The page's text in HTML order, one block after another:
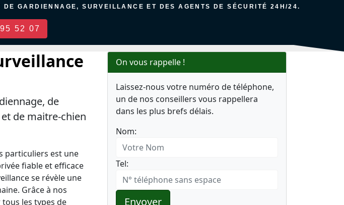
GARDIENNAGE, SURVEILLANCE ET DES AGENTS DE SÉCURITÉ 24H/24.
52 07
de
de maitre-chien
particuliers est une
fiable et efficace
se révèle une
Grâce à nos
les types de
On vous rappelle !
Laissez-nous votre numéro de téléphone,
un de nos conseillers vous rappellera
dans les plus brefs délais.
Nom:
Tel:
Envoyer